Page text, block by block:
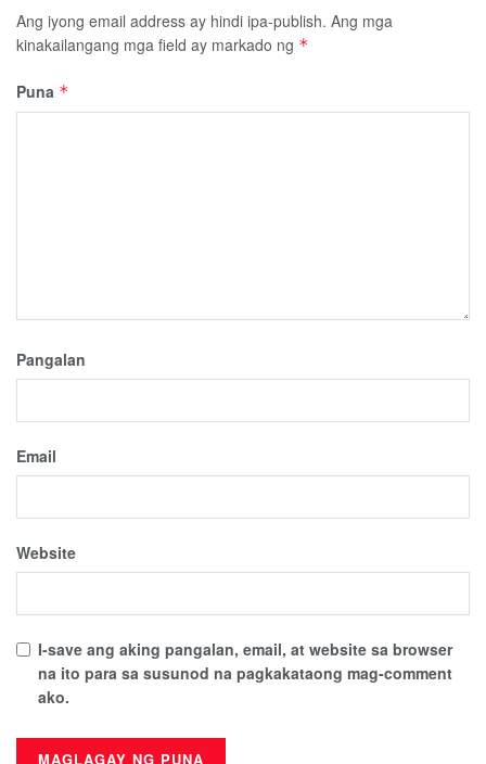
Ang iyong email address ay hindi ipa-publish. Ang mga
kinakailangang mga field ay markado ng *
Puna *
Pangalan
Email
Website
I-save ang aking pangalan, email, at website sa browser
na ito para sa susunod na pagkakataong mag-comment
ako.